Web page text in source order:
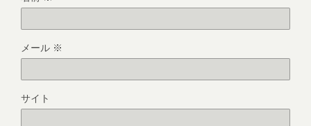
メール ※
サイト